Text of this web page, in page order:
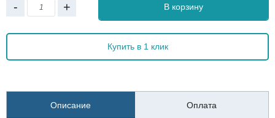
- + В корзину
Купить в 1 клик
Описание Оплата